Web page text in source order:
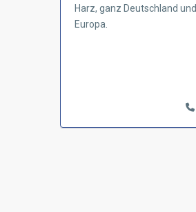
Harz, ganz Deutschland und
Europa.